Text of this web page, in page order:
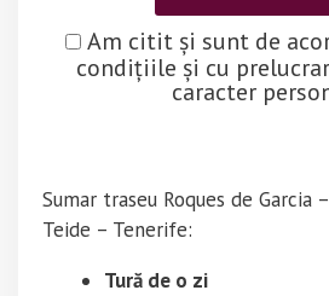
Am citit și sunt de
condițiile și cu
caracter
Sumar traseu Roques de Garcia
Teide – Tenerife:
Tură de o zi